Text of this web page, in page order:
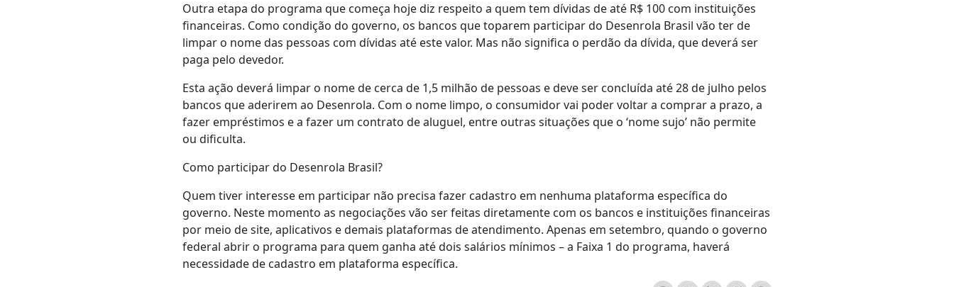
Outra etapa do programa que começa hoje diz respeito a quem tem dívidas de até R$ 100 com instituições
financeiras. Como condição do governo, os bancos que toparem participar do Desenrola Brasil vão ter de
limpar o nome das pessoas com dívidas até este valor. Mas não significa o perdão da dívida, que deverá ser
paga pelo devedor.
Esta ação deverá limpar o nome de cerca de 1,5 milhão de pessoas e deve ser concluída até 28 de julho pelos
bancos que aderirem ao Desenrola. Com o nome limpo, o consumidor vai poder voltar a comprar a prazo, a
fazer empréstimos e a fazer um contrato de aluguel, entre outras situações que o ‘nome sujo’ não permite
ou dificulta.
Como participar do Desenrola Brasil?
Quem tiver interesse em participar não precisa fazer cadastro em nenhuma plataforma específica do
governo. Neste momento as negociações vão ser feitas diretamente com os bancos e instituições financeiras
por meio de site, aplicativos e demais plataformas de atendimento. Apenas em setembro, quando o governo
federal abrir o programa para quem ganha até dois salários mínimos – a Faixa 1 do programa, haverá
necessidade de cadastro em plataforma específica.